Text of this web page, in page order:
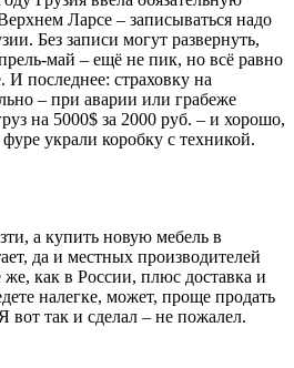
Ларсе – записываться надо
Без записи могут развернуть,
май – ещё не пик, но всё равно
И последнее: страховку на
– при аварии или грабеже
на 5000$ за 2000 руб. – и хорошо,
украли коробку с техникой.
а купить новую мебель в
да и местных производителей
как в России, плюс доставка и
налегке, может, проще продать
так и сделал – не пожалел.